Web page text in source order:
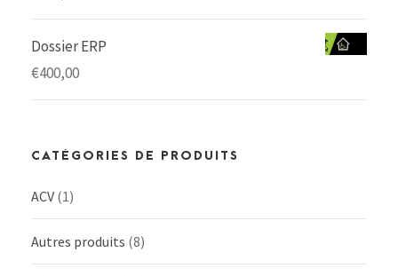
Dossier ERP
€400,00
CATÉGORIES DE PRODUITS
ACV (1)
Autres produits (8)